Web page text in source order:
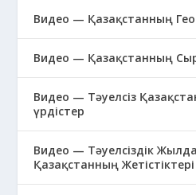
Видео — Қазақстанның
Видео — Қазақстанның
Видео — Тәуелсіз
үрдістер
Видео — Тәуелсіздік
Қазақстанның Жетістіктері